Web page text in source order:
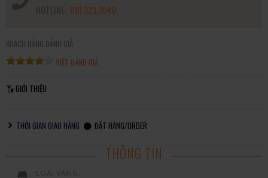
091.323.3040
KHÁCH HÀNG ĐÁNH GIÁ
VIẾT ĐÁNH GIÁ
GIỚI THIỆU
THỜI GIAN GIAO HÀNG ĐẶT HÀNG/ORDER
THÔNG TIN
LOẠI VANG: